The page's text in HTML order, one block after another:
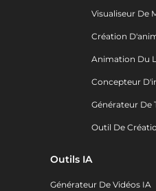
Visualiseur De
Création
Animation Du
Concepteur
Générateur De
Outil De
Outils IA
Générateur De Vidéos IA